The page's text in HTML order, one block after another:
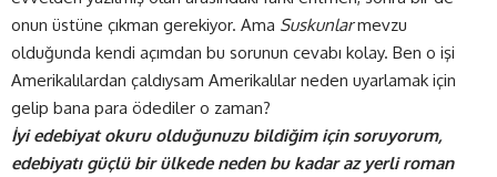
onun üstüne çıkman gerekiyor. Ama Suskunlarmevzu
olduğunda kendi açımdan bu sorunun cevabı kolay. Ben o işi
Amerikalılardan çaldıysam Amerikalılar neden uyarlamak için
gelip bana para ödediler o zaman?
İyi edebiyat okuru olduğunuzu bildiğim için soruyorum,
edebiyatı güçlü bir ülkede neden bu kadar az yerli roman